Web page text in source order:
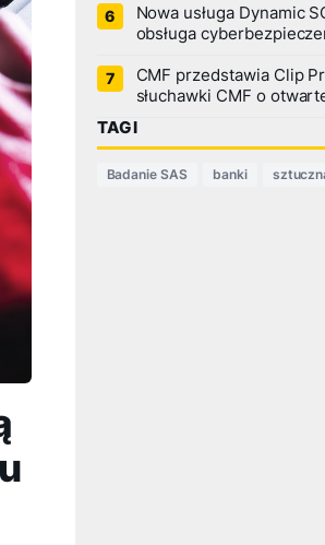
Nowa usługa Dynamic
obsługa
CMF przedstawia Clip
słuchawki CMF o
TAGI
Badanie SAS banki